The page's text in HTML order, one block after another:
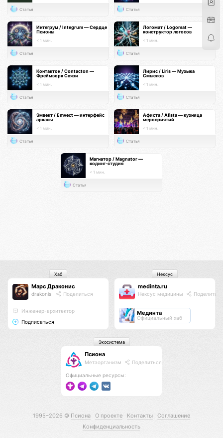
Статья Статья
Интегрум / Integrum — Сердце
Псионы
< 1 мин.
Статья
Логомат / Logomat —
конструктор логосов
< 1 мин.
Статья
Контактон / Contacton —
Фреймворк Связи
< 1 мин.
Статья
Лирис / Liris — Музыка
Смыслов
< 1 мин.
Статья
Эмвект / Emvect — интерфейс
арканы
< 1 мин.
Статья
Афиста / Afista — кузница
мероприятий
< 1 мин.
Статья
Магнатор / Magnator —
кодинг-студия
< 1 мин.
Статья
Марс Драконис
drakonis Поделиться
Инженер-архитектор
Подписаться
Хаб
medinta.ru
Нексус медицины Поделиться
Мединта
Официальный хаб
Нексус
Псиона
Метаорганизм Поделиться
Официальные ресурсы:
Экосистема
1995–2026 © Псиона О проекте Контакты
Соглашение
Конфиденциальность